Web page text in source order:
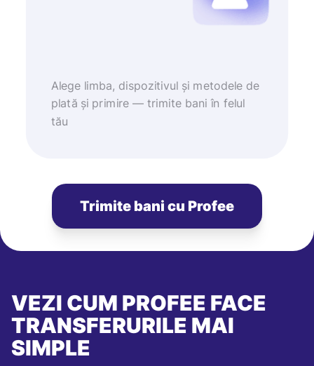
Alege limba, dispozitivul și metodele de
plată și primire — trimite bani în felul
tău
Trimite bani cu Profee
VEZI CUM PROFEE FACE
TRANSFERURILE MAI
SIMPLE